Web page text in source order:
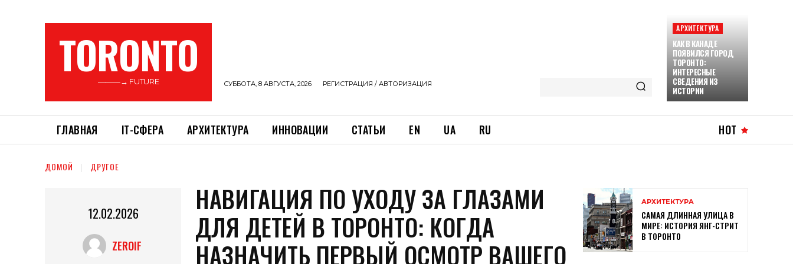
TORONTO
———→ FUTURE СУББОТА, 8 АВГУСТА, 2026 РЕГИСТРАЦИЯ / АВТОРИЗАЦИЯ
АРХИТЕКТУРА
КАК В КАНАДЕ
ПОЯВИЛСЯ ГОРОД
ТОРОНТО:
ИНТЕРЕСНЫЕ
СВЕДЕНИЯ ИЗ
ИСТОРИИ
ГЛАВНАЯ ІТ-СФЕРА АРХИТЕКТУРА ИННОВАЦИИ СТАТЬИ EN UA RU HOT
ДОМОЙ ДРУГОЕ
12.02.2026
ZEROIF
НАВИГАЦИЯ ПО УХОДУ ЗА ГЛАЗАМИ
ДЛЯ ДЕТЕЙ В ТОРОНТО: КОГДА
НАЗНАЧИТЬ ПЕРВЫЙ ОСМОТР ВАШЕГО
АРХИТЕКТУРА
САМАЯ ДЛИННАЯ УЛИЦА В
МИРЕ: ИСТОРИЯ ЯНГ-СТРИТ
В ТОРОНТО